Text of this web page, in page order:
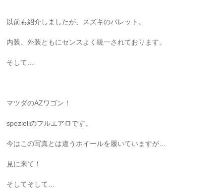
以前も紹介しましたが、スズキのパレット。
内装、外装ともにセンスよく統一されております。
そして…
マツダのAZワゴン！
speziellのフルエアロです。
今はこの写真とは違うホイールを履いていますが…
見に来て！
そしてそして…